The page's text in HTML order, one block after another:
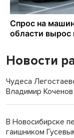
Новости
Чудеса
Владимир Коченов
В Новосибирске
гаишником